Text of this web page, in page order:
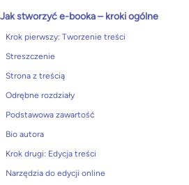
Jak stworzyć e-booka – kroki ogólne
Krok pierwszy: Tworzenie treści
Streszczenie
Strona z treścią
Odrębne rozdziały
Podstawowa zawartość
Bio autora
Krok drugi: Edycja treści
Narzędzia do edycji online